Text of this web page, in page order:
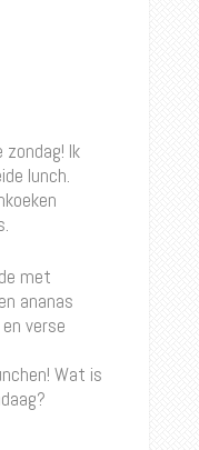
zondag! Ik
lunch.
met
ananas
verse
Wat is